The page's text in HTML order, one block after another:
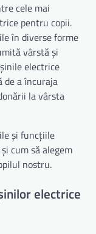
cele mai
pentru copii.
în diverse forme
vârstă și
electrice
de a încuraja
la vârsta
și funcțiile
cum să alegem
nostru.
electrice